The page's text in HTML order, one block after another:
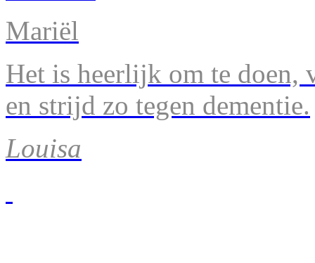
Mariël
Het is heerlijk om te doen,
en strijd zo tegen dementie.
Louisa